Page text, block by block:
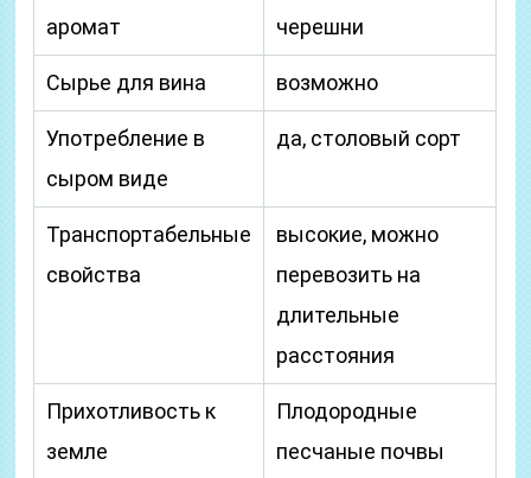
аромат
черешни
Сырье для вина возможно
Употребление в
сыром виде
да, столовый сорт
Транспортабельные
свойства
высокие, можно
перевозить на
длительные
расстояния
Прихотливость к
земле
Плодородные
песчаные почвы